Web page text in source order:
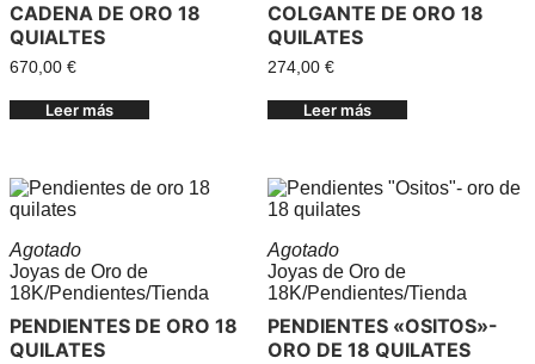
CADENA DE ORO 18
QUIALTES
670,00 €
Leer más
COLGANTE DE ORO 18
QUILATES
274,00 €
Leer más
Agotado
Joyas de Oro de
18K/Pendientes/Tienda
PENDIENTES DE ORO 18
QUILATES
Agotado
Joyas de Oro de
18K/Pendientes/Tienda
PENDIENTES «OSITOS»-
ORO DE 18 QUILATES